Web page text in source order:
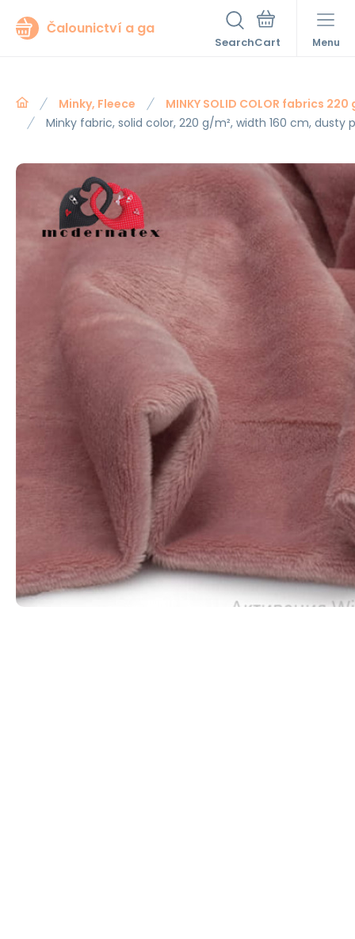
Čalounictví a ga
Search Menu
Minky, Fleece
MINKY SOLID COLOR fabrics 220
Minky fabric, solid color, 220 g/m², width 160 cm, dusty